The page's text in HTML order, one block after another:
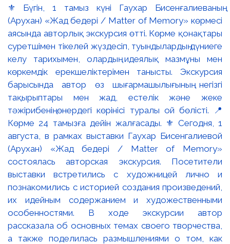
⚜️ Бүгін, 1 тамыз күні Гаухар Бисенғалиеваның
(Арухан) «Жад бедері / Matter of Memory» көрмесі
аясында авторлық экскурсия өтті. Көрме қонақтары
суретшімен тікелей жүздесіп, туындылардың дүниеге
келу тарихымен, олардың идеялық мазмұны мен
көркемдік ерекшеліктерімен танысты. Экскурсия
барысында автор өз шығармашылығының негізгі
тақырыптары мен жад, естелік және жеке
тәжірибенің өнердегі көрінісі туралы ой бөлісті. 📍
Көрме 24 тамызға дейін жалғасады. ⚜️ Сегодня, 1
августа, в рамках выставки Гаухар Бисенгалиевой
(Арухан) «Жад бедері / Matter of Memory»
состоялась авторская экскурсия. Посетители
выставки встретились с художницей лично и
познакомились с историей создания произведений,
их идейным содержанием и художественными
особенностями. В ходе экскурсии автор
рассказала об основных темах своего творчества,
а также поделилась размышлениями о том, как